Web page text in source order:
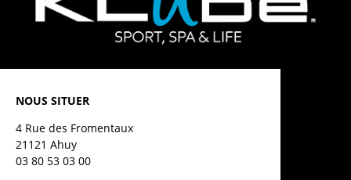
NOUS SITUER
4 Rue des Fromentaux
21121 Ahuy
03 80 53 03 00